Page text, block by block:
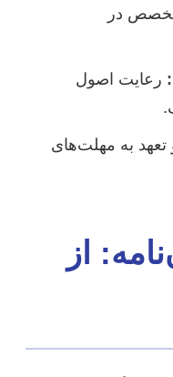
تخصص در
رعایت اصول
تعهد به مهلت‌های
از